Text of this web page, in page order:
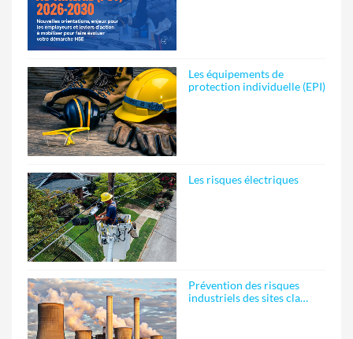
Les équipements de
protection individuelle (EPI)
Les risques électriques
Prévention des risques
industriels des sites cla…